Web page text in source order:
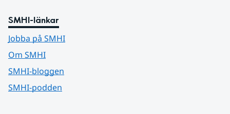
SMHI-länkar
Jobba på SMHI
Om SMHI
SMHI-bloggen
SMHI-podden